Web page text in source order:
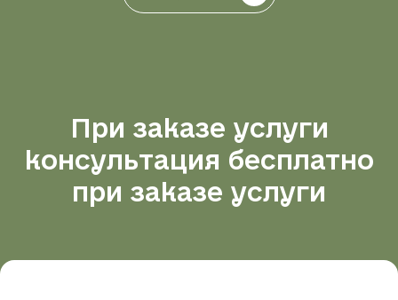
При заказе услуги
консультация бесплатно
при заказе услуги